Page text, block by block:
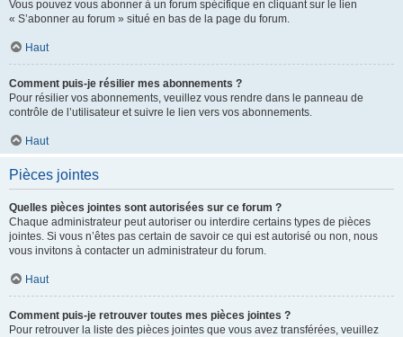
Vous pouvez vous abonner à un forum spécifique en cliquant sur le lien
« S’abonner au forum » situé en bas de la page du forum.
Haut
Comment puis-je résilier mes abonnements ?
Pour résilier vos abonnements, veuillez vous rendre dans le panneau de
contrôle de l’utilisateur et suivre le lien vers vos abonnements.
Haut
Pièces jointes
Quelles pièces jointes sont autorisées sur ce forum ?
Chaque administrateur peut autoriser ou interdire certains types de pièces
jointes. Si vous n’êtes pas certain de savoir ce qui est autorisé ou non, nous
vous invitons à contacter un administrateur du forum.
Haut
Comment puis-je retrouver toutes mes pièces jointes ?
Pour retrouver la liste des pièces jointes que vous avez transférées, veuillez